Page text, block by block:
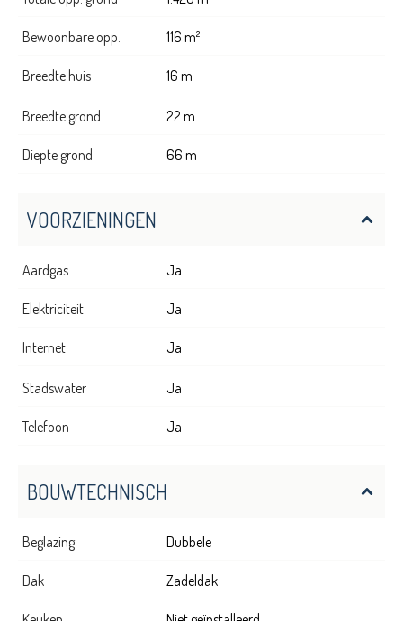
Bewoonbare opp. 116 m²
Breedte huis 16 m
Breedte grond 22 m
Diepte grond 66 m
VOORZIENINGEN
Aardgas Ja
Elektriciteit Ja
Internet Ja
Stadswater Ja
Telefoon Ja
BOUWTECHNISCH
Beglazing Dubbele
Dak Zadeldak